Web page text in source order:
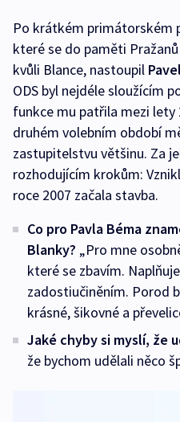
Po krátkém primátorském
které se do paměti
kvůli Blance, nastoupil
ODS byl nejdéle sloužícím
funkce mu patřila mezi lety
druhém volebním období
zastupitelstvu většinu. Za
rozhodujícím krokům:
roce 2007 začala stavba.
Co pro Pavla Béma
Blanky? „Pro mne
které se zbavím.
zadostiučiněním. Porod
krásné, šikovné a
Jaké chyby si myslí, že
že bychom udělali něco